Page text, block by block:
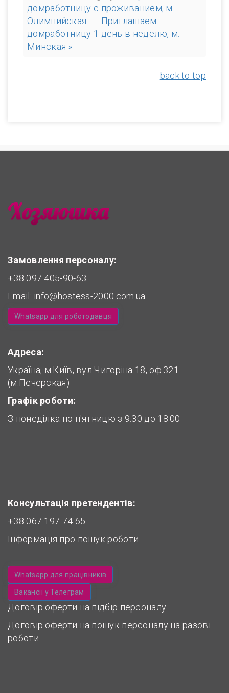
домработницу с проживанием, м.
Олимпийская
Приглашаем
домработницу 1 день в неделю, м.
Минская »
back to top
Замовлення персоналу:
+38 097 405-90-63
Email: info@hostess-2000.com.ua
Whatsapp для роботодавця
Адреса:
Україна, м.Київ, вул.Чигоріна 18, оф.321
(м.Печерская)
Графік роботи:
З понеділка по п'ятницю з 9.30 до 18.00
Консультація претендентів:
+38 067 197 74 65
Інформація про пошук роботи
Whatsapp для працівників
Вакансії у Телеграм
Договір оферти на підбір персоналу
Договір оферти на пошук персоналу на разові
роботи